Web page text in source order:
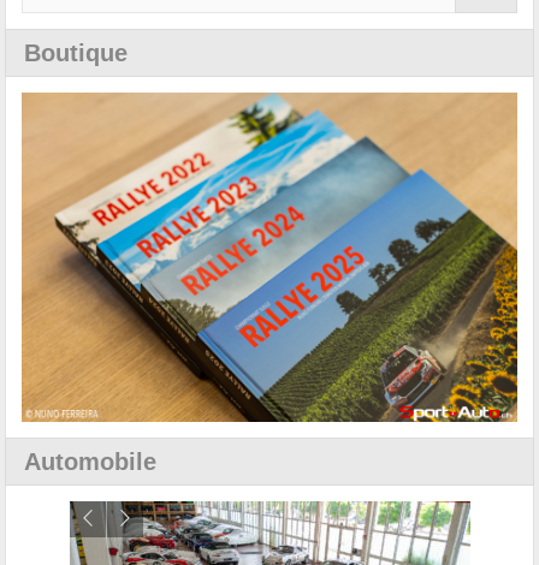
Boutique
Automobile